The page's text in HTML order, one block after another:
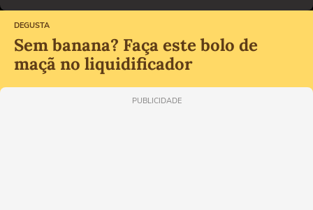
DEGUSTA
Sem banana? Faça este bolo de
maçã no liquidificador
PUBLICIDADE